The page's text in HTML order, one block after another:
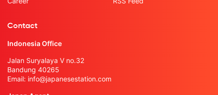
Contact
Indonesia Office
Jalan Suryalaya V no.32
Bandung 40265
Email: info@japanesestation.com